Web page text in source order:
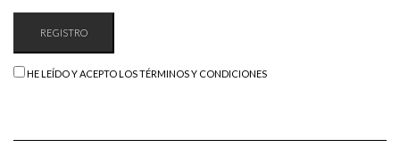
HE LEÍDO Y ACEPTO LOS TÉRMINOS Y CONDICIONES